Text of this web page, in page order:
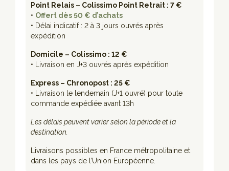
Point Relais – Colissimo Point Retrait : 7 €
• Offert dès 50 € d’achats
• Délai indicatif : 2 à 3 jours ouvrés après
expédition
Domicile – Colissimo : 12 €
• Livraison en J+3 ouvrés après expédition
Express – Chronopost : 25 €
• Livraison le lendemain (J+1 ouvré) pour toute
commande expédiée avant 13h
Les délais peuvent varier selon la période et la
destination.
Livraisons possibles en France métropolitaine et
dans les pays de l’Union Européenne.